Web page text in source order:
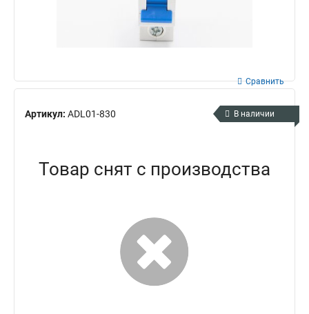
Артикул: ADL01-830
Сравнить
В наличии
Товар снят с производства